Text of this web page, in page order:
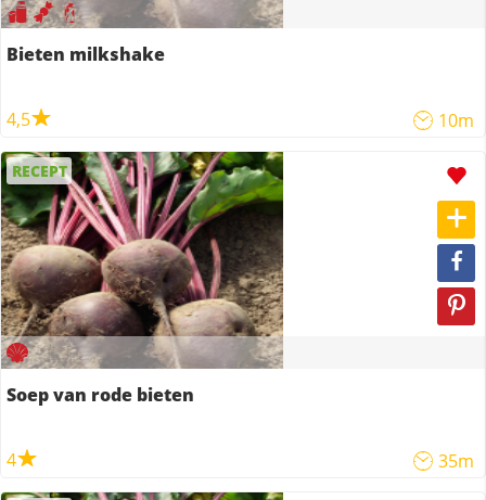
Bieten milkshake
4,5 10m
RECEPT
Soep van rode bieten
4 35m